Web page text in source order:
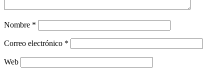
Nombre *
Correo electrónico *
Web